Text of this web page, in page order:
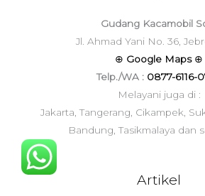
Gudang Kacamobil
Jl. Ahmad Yani No. 36,
⊕ Google Maps ⊕
Telp./WA : 0877-6116-
Melayani juga di :
Jakarta, Tangerang, Cikampek,
Bandung, Tasikmalaya dan
Artikel